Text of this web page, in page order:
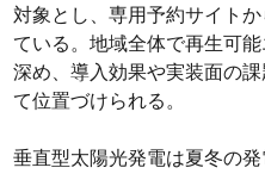
対象とし、専用予約サイト
ている。地域全体で再生可
深め、導入効果や実装面の
て位置づけられる。
垂直型太陽光発電は夏冬の